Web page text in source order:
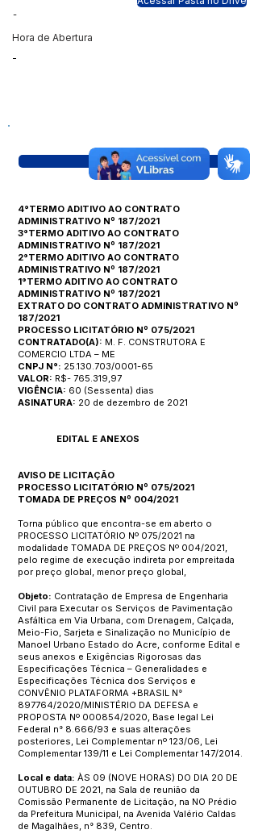
-
Hora de Abertura
-
Visualizar
4°TERMO ADITIVO AO CONTRATO
ADMINISTRATIVO Nº 187/2021
3°TERMO ADITIVO AO CONTRATO
ADMINISTRATIVO Nº 187/2021
2°TERMO ADITIVO AO CONTRATO
ADMINISTRATIVO Nº 187/2021
1°TERMO ADITIVO AO CONTRATO
ADMINISTRATIVO Nº 187/2021
EXTRATO DO CONTRATO ADMINISTRATIVO Nº
187/2021
PROCESSO LICITATÓRIO Nº 075/2021
CONTRATADO(A): M. F. CONSTRUTORA E
COMERCIO LTDA – ME
CNPJ N°: 25.130.703/0001-65
VALOR: R$- 765.319,97
VIGÊNCIA: 60 (Sessenta) dias
ASINATURA: 20 de dezembro de 2021
EDITAL E ANEXOS
AVISO DE LICITAÇÃO
PROCESSO LICITATÓRIO Nº 075/2021
TOMADA DE PREÇOS Nº 004/2021
Torna público que encontra-se em aberto o
PROCESSO LICITATÓRIO Nº 075/2021 na
modalidade TOMADA DE PREÇOS Nº 004/2021,
pelo regime de execução indireta por empreitada
por preço global, menor preço global,
Objeto: Contratação de Empresa de Engenharia
Civil para Executar os Serviços de Pavimentação
Asfáltica em Via Urbana, com Drenagem, Calçada,
Meio-Fio, Sarjeta e Sinalização no Município de
Manoel Urbano Estado do Acre, conforme Edital e
seus anexos e Exigências Rigorosas das
Especificações Técnica – Generalidades e
Especificações Técnica dos Serviços e
CONVÊNIO PLATAFORMA +BRASIL N°
897764/2020/MINISTÉRIO DA DEFESA e
PROPOSTA Nº 000854/2020, Base legal Lei
Federal n° 8.666/93 e suas alterações
posteriores, Lei Complementar nº 123/06, Lei
Complementar 139/11 e Lei Complementar 147/2014.
Local e data: ÀS 09 (NOVE HORAS) DO DIA 20 DE
OUTUBRO DE 2021, na Sala de reunião da
Comissão Permanente de Licitação, na NO Prédio
da Prefeitura Municipal, na Avenida Valério Caldas
de Magalhães, n° 839, Centro.